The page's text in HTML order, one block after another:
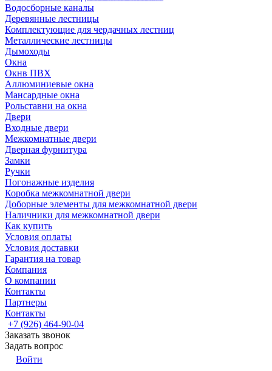
Водосборные каналы
Деревянные лестницы
Комплектующие для чердачных лестниц
Металлические лестницы
Дымоходы
Окна
Окнв ПВХ
Аллюминиевые окна
Мансардные окна
Рольставни на окна
Двери
Входные двери
Межкомнатные двери
Дверная фурнитура
Замки
Ручки
Погонажные изделия
Коробка межкомнатной двери
Доборные элементы для межкомнатной двери
Наличники для межкомнатной двери
Как купить
Условия оплаты
Условия доставки
Гарантия на товар
Компания
О компании
Контакты
Партнеры
Контакты
+7 (926) 464-90-04
Заказать звонок
Задать вопрос
Войти